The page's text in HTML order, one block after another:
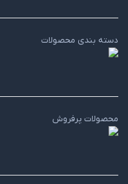
دسته بندی محصولات
محصولات پرفروش